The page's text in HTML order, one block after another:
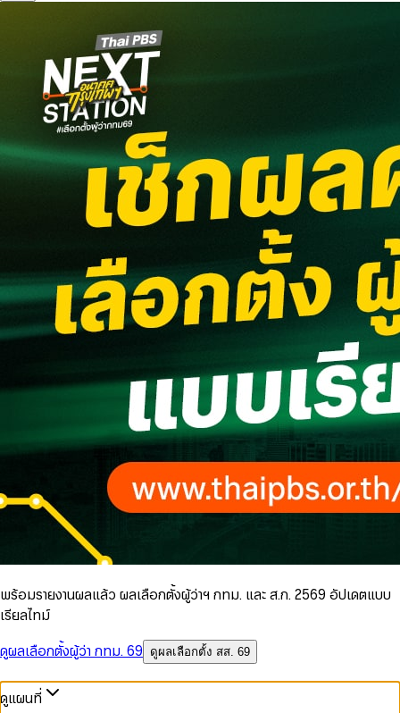
พร้อมรายงานผลแล้ว ผลเลือกตั้งผู้ว่าฯ กทม. และ ส.ก. 2569 อัปเดตแบบ
เรียลไทม์
ดูผลเลือกตั้งผู้ว่า กทม. 69
ดูผลเลือกตั้ง สส. 69
ดูแผนที่